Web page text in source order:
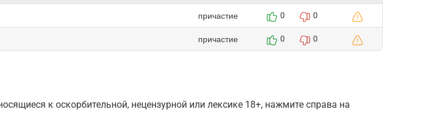
причастие 0 0
причастие 0 0
к оскорбительной, нецензурной или лексике 18+, нажмите справа на